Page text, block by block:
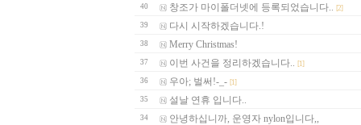
40 창조가 마이폴더넷에 등록되었습니다.. [2]
39 다시 시작하겠습니다.!
38 Merry Christmas!
37 이번 사건을 정리하겠습니다.. [1]
36 우아; 벌써!-_- [1]
35 설날 연휴 입니다..
34 안녕하십니까, 운영자 nylon입니다,,